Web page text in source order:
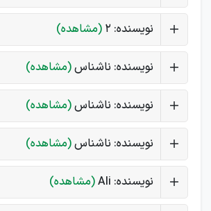
نویسنده: 2 (مشاهده)
نویسنده: ناشناس(مشاهده)
نویسنده: ناشناس(مشاهده)
نویسنده: ناشناس(مشاهده)
نویسنده: Ali (مشاهده)